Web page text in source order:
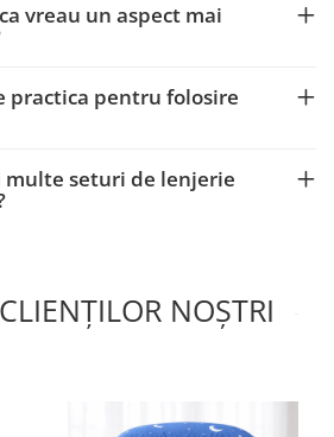
vreau un aspect mai
practica pentru folosire
multe seturi de lenjerie
NOȘTRI